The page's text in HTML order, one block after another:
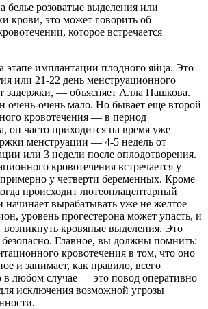
белье розоватые выделения или
крови, это может говорить об
которое встречается
имплантации плодного яйца. Это
или 21-22 день менструационного
задержки, — объясняет Алла Пашкова.
очень мало. Но бывает еще второй
кровотечения — в период
он часто приходится на время уже
менструации — 4-5 недель от
или 3 недели после оплодотворения.
кровотечения встречается у
у четверти беременных. Кроме
происходит лютеоплацентарный
начинает вырабатывать уже не желтое
уровень прогестерона может упасть, и
возникнуть кровяные выделения. Это
Главное, вы должны помнить:
кровотечения в том, что оно
и занимает, как правило, всего
в любом случае — это повод оперативно
исключения возможной угрозы